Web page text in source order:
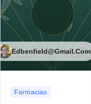
Edbenfield@gmail.com
Farmacias